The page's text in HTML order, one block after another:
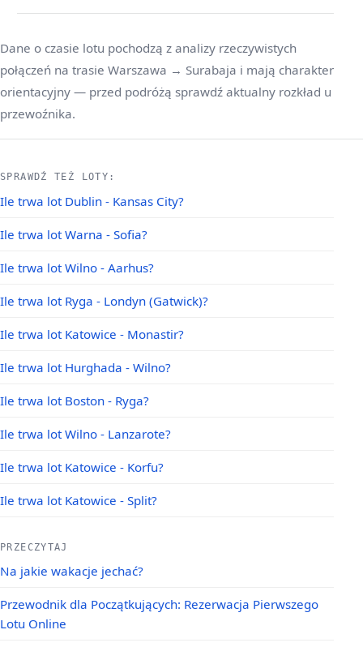
Dane o czasie lotu pochodzą z analizy rzeczywistych
połączeń na trasie Warszawa → Surabaja i mają charakter
orientacyjny — przed podróżą sprawdź aktualny rozkład u
przewoźnika.
SPRAWDŹ TEŻ LOTY:
Ile trwa lot Dublin - Kansas City?
Ile trwa lot Warna - Sofia?
Ile trwa lot Wilno - Aarhus?
Ile trwa lot Ryga - Londyn (Gatwick)?
Ile trwa lot Katowice - Monastir?
Ile trwa lot Hurghada - Wilno?
Ile trwa lot Boston - Ryga?
Ile trwa lot Wilno - Lanzarote?
Ile trwa lot Katowice - Korfu?
Ile trwa lot Katowice - Split?
PRZECZYTAJ
Na jakie wakacje jechać?
Przewodnik dla Początkujących: Rezerwacja Pierwszego
Lotu Online